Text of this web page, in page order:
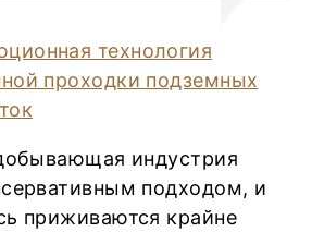
индустрия
подходом, и
приживаются крайне